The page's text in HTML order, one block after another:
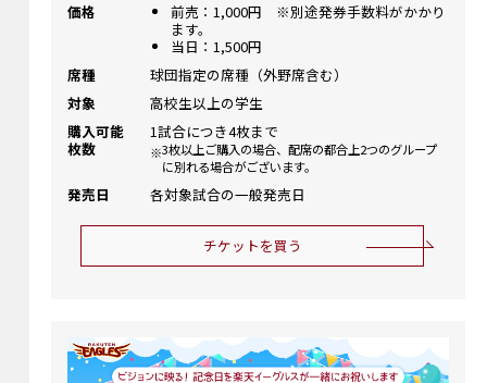
価格
前売：1,000円 ※別途発券手数料がかかり
ます。
当日：1,500円
席種
球団指定の席種（外野席含む）
対象
高校生以上の学生
購入可能
枚数
1試合につき4枚まで
3枚以上ご購入の場合、配席の都合上2つのグループ
に別れる場合がございます。
発売日 各対象試合の一般発売日
チケットを買う